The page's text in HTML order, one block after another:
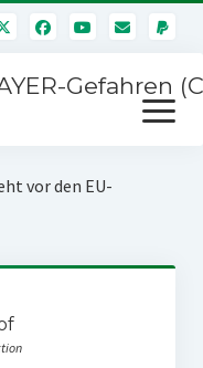
Gefahren
Menü
öffnen
vor den EU-